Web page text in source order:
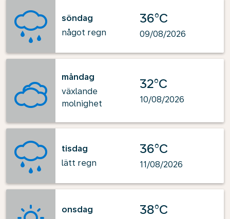
söndag
något regn
36°C
09/08/2026
måndag
växlande
molnighet
32°C
10/08/2026
tisdag
lätt regn
36°C
11/08/2026
onsdag
38°C